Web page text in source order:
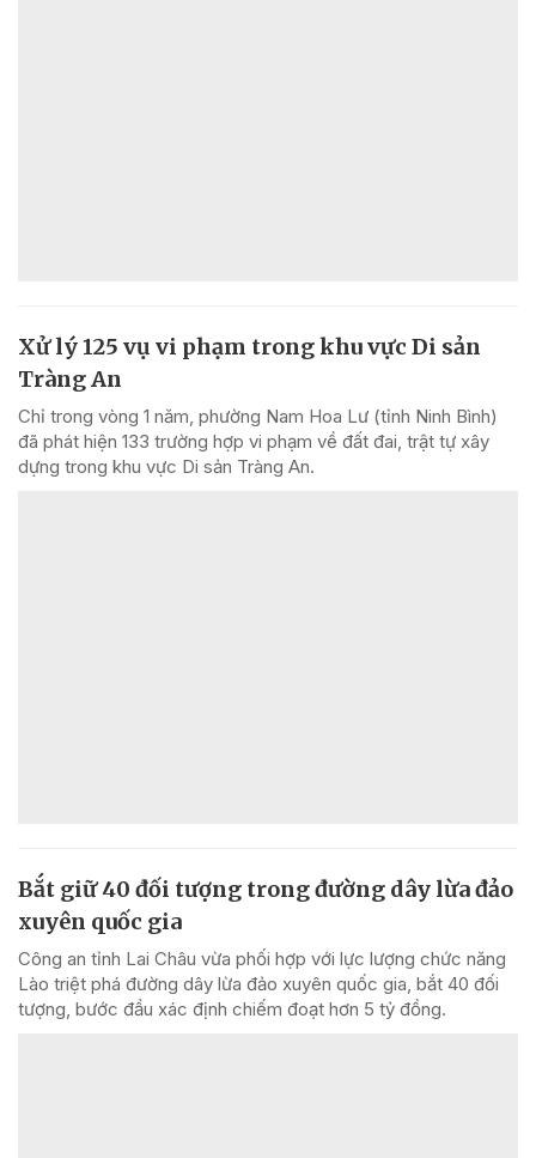
Xử lý 125 vụ vi phạm trong khu vực Di sản
Tràng An
Chỉ trong vòng 1 năm, phường Nam Hoa Lư (tỉnh Ninh Bình)
đã phát hiện 133 trường hợp vi phạm về đất đai, trật tự xây
dựng trong khu vực Di sản Tràng An.
Bắt giữ 40 đối tượng trong đường dây lừa đảo
xuyên quốc gia
Công an tỉnh Lai Châu vừa phối hợp với lực lượng chức năng
Lào triệt phá đường dây lừa đảo xuyên quốc gia, bắt 40 đối
tượng, bước đầu xác định chiếm đoạt hơn 5 tỷ đồng.